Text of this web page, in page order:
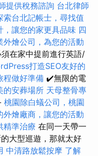
提供稅務諮詢 台北律師
索台北記帳士，尋找值
，讓您的家更具品味 四
外燴公司，為您的活動
在家中提前進行英語/
打造SEO友好的
程做好準備 ✔️無限的電
的安葬場所 天母整骨專
桃園除白蟻公司，桃園
外燴廠商，讓您的活動
精準治療 在同一天帶一
大型巡遊，那就太好
中清路放鬆按摩 了解